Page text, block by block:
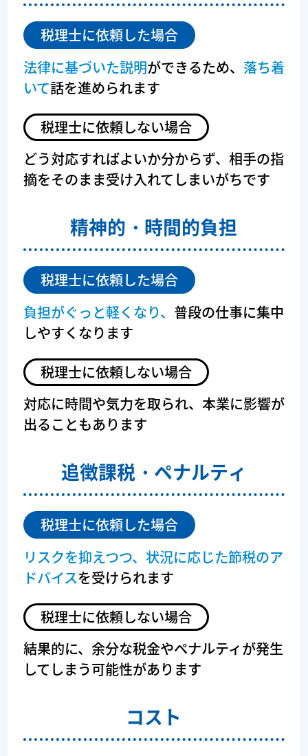
税理士に依頼した場合
法律に基づいた説明ができるため、 落ち着
いて話を進められます
税理士に依頼しない場合
どう対応すればよいか分からず、 相手の指
摘をそのまま受け入れてしまいがちです
精神的・ 時間的負担
税理士に依頼した場合
負担がぐっと軽くなり、 普段の仕事に集中
しやすくなります
税理士に依頼しない場合
対応に時間や気力を取られ、 本業に影響が
出ることもあります
追徴課税・ ペナルティ
税理士に依頼した場合
リスクを抑えつつ、状況に応じた節税のア
ドバイスを受けられます
税理士に依頼しない場合
結果的に、余分な税金やペナルティが発生
してしまう可能性があります
コスト